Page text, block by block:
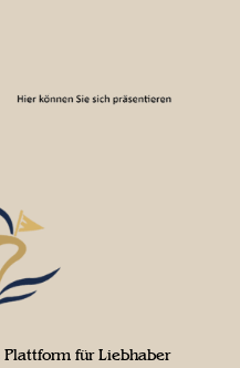
für Liebhaber